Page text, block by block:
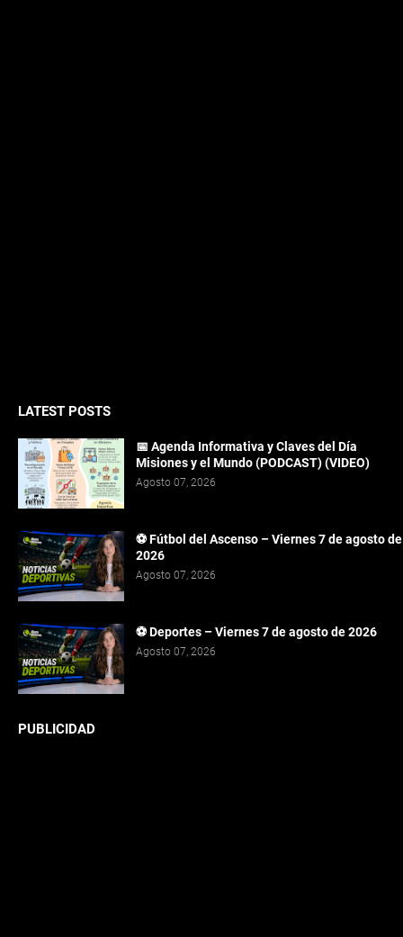
LATEST POSTS
📅 Agenda Informativa y Claves del Día
Misiones y el Mundo (PODCAST) (VIDEO)
Agosto 07, 2026
⚽ Fútbol del Ascenso – Viernes 7 de agosto de
2026
Agosto 07, 2026
⚽ Deportes – Viernes 7 de agosto de 2026
Agosto 07, 2026
PUBLICIDAD